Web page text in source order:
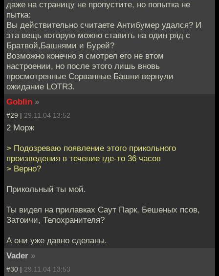
даже на страницу не пропустите, но попытка не
пытка:
Вы действительно считаете Антибумер удался? И
эта вещь которую можно ставить на один ряд с
Братвой,Башнями и Бурей?
Возможно конечно я смотрел его не втом
настроении, но после этого лишь вновь
просмотренные Сорванные Башни вернули
ожидание LOTR3.
Goblin »
#29 | 29.11.04 13:52
2 Морж
> Подозреваю появление этого прикольного
произведения в течение где-то 36 часов
> Верно?
Прикольный ты мой.
Ты видел на прилавках Саут Парк, Бешеных псов,
Затоичи, Телохранителя?
А они уже давно сделаны.
Vader »
#30 | 29.11.04 13:53